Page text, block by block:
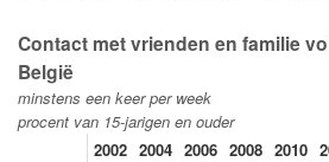
Contact met vrienden en familie
België
minstens een keer per week
procent van 15-jarigen en ouder
2002 2004 2006 2008 2010